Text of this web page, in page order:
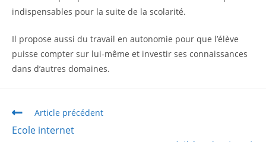
indispensables pour la suite de la scolarité.
Il propose aussi du travail en autonomie pour que l’élève
puisse compter sur lui-même et investir ses connaissances
dans d’autres domaines.
Article précédent
Ecole internet